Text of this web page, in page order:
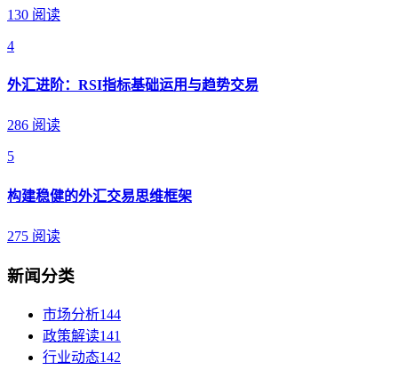
130 阅读
4
外汇进阶：RSI指标基础运用与趋势交易
286 阅读
5
构建稳健的外汇交易思维框架
275 阅读
新闻分类
市场分析144
政策解读141
行业动态142